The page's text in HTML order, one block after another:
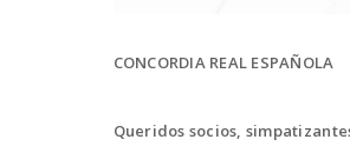
CONCORDIA REAL ESPAÑOLA
Queridos socios,